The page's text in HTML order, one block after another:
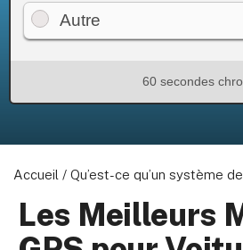
Autre
60 secondes
Accueil / Qu’est-ce qu’un système de
Les Meilleurs